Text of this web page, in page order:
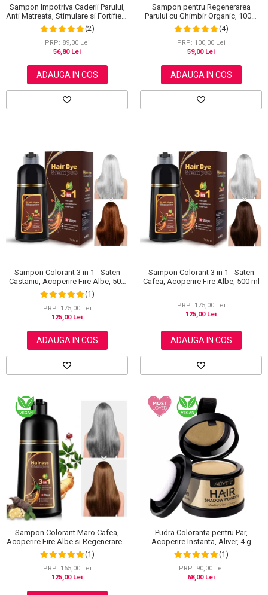
Sampon Impotriva Caderii Parului,
Anti Matreata, Stimulare si Fortifiere
cu Rozmarin Organic, 100% Natural,
Aliver 60 g
(2)
PRP: 89,00 Lei
56,80 Lei
ADAUGA IN COS
Sampon pentru Regenerarea
Parului cu Ghimbir Organic, 100%
Natural, 60 g(4)
PRP: 100,00 Lei
59,00 Lei
ADAUGA IN COS
Sampon Colorant 3 in 1 - Saten
Castaniu, Acoperire Fire Albe, 500
ml
(1)
PRP: 175,00 Lei
125,00 Lei
ADAUGA IN COS
Sampon Colorant 3 in 1 - Saten
Cafea, Acoperire Fire Albe, 500 ml
PRP: 175,00 Lei
125,00 Lei
ADAUGA IN COS
Sampon Colorant Maro Cafea,
Acoperire Fire Albe si Regenerare 3
in 1, #4 Coffee, 500 ml
(1)
PRP: 165,00 Lei
125,00 Lei
Pudra Coloranta pentru Par,
Acoperire Instanta, Aliver, 4 g
(1)
PRP: 90,00 Lei
68,00 Lei